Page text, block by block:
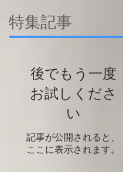
特集記事
後でもう一度
お試しくださ
い
記事が公開されると、
ここに表示されます。